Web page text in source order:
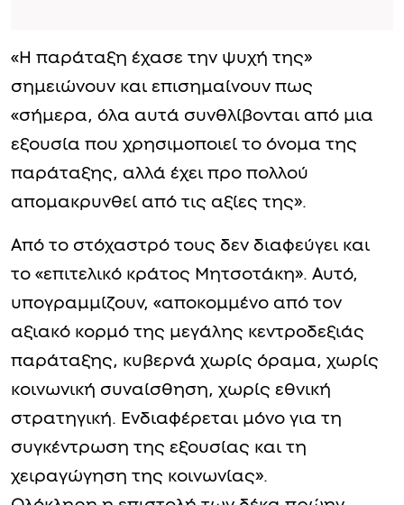
«Η παράταξη έχασε την ψυχή της»
σημειώνουν και επισημαίνουν πως
«σήμερα, όλα αυτά συνθλίβονται από μια
εξουσία που χρησιμοποιεί το όνομα της
παράταξης, αλλά έχει προ πολλού
απομακρυνθεί από τις αξίες της».
Από το στόχαστρό τους δεν διαφεύγει και
το «επιτελικό κράτος Μητσοτάκη». Αυτό,
υπογραμμίζουν, «αποκομμένο από τον
αξιακό κορμό της μεγάλης κεντροδεξιάς
παράταξης, κυβερνά χωρίς όραμα, χωρίς
κοινωνική συναίσθηση, χωρίς εθνική
στρατηγική. Ενδιαφέρεται μόνο για τη
συγκέντρωση της εξουσίας και τη
χειραγώγηση της κοινωνίας».